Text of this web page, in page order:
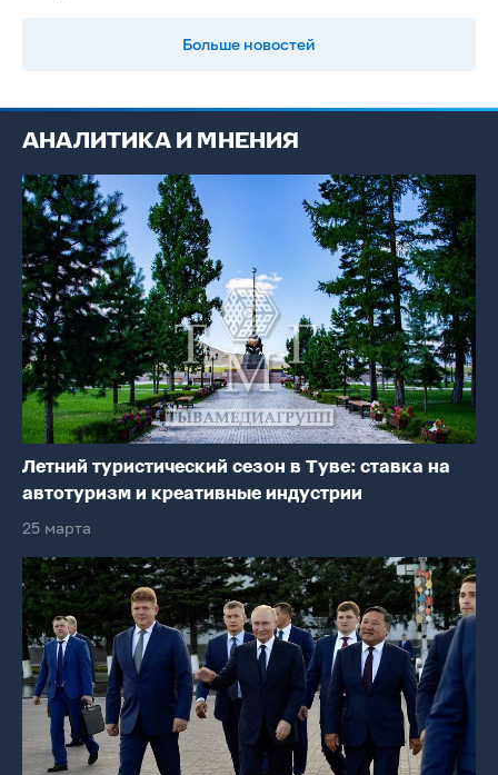
Больше новостей
АНАЛИТИКА И МНЕНИЯ
Летний туристический сезон в Туве: ставка на
автотуризм и креативные индустрии
25 марта